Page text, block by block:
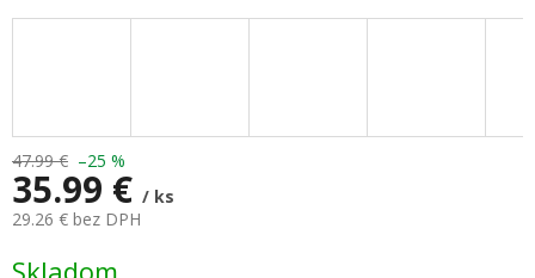
47.99 € –25 %
35.99 € / ks
29.26 € bez DPH